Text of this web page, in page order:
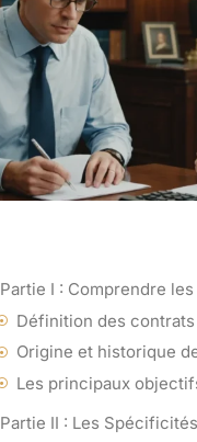
Partie I : Comprendre
Définition des
Origine et historique
Les principaux
Partie II : Les